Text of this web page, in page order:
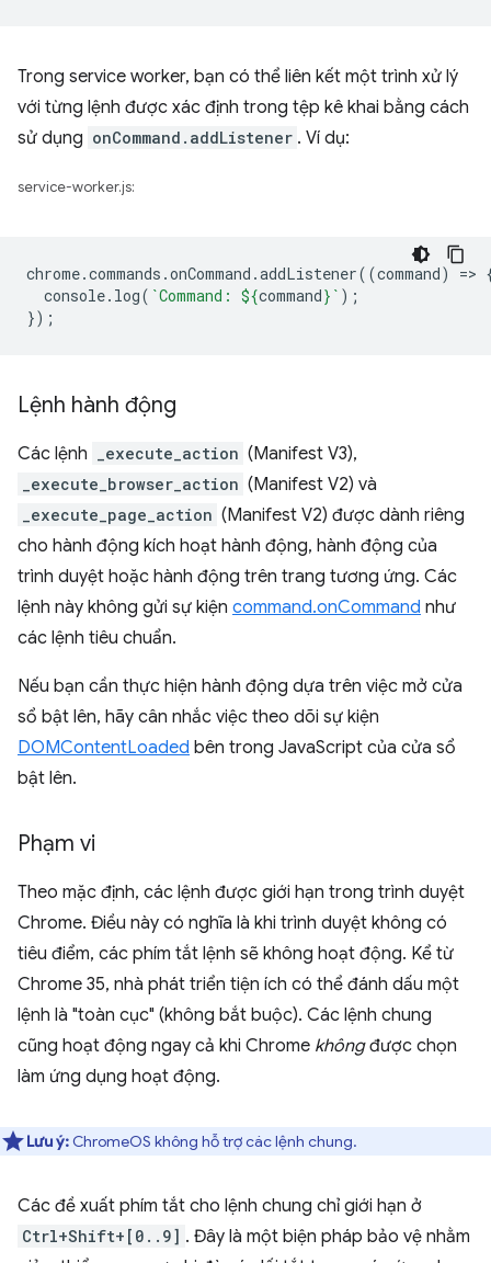
Trong service worker, bạn có thể liên kết một trình xử lý
với từng lệnh được xác định trong tệp kê khai bằng cách
sử dụng onCommand.addListener . Ví dụ:
service-worker.js:
chrome.commands .onCommand .addListener((command) =>
console. log( `Command: ${command} ` );
});
Lệnh hành động
Các lệnh _execute_action (Manifest V3),
_execute_browser_action (Manifest V2) và
_execute_page_action (Manifest V2) được dành riêng
cho hành động kích hoạt hành động, hành động của
trình duyệt hoặc hành động trên trang tương ứng. Các
lệnh này không gửi sự kiện command.onCommand như
các lệnh tiêu chuẩn.
Nếu bạn cần thực hiện hành động dựa trên việc mở cửa
sổ bật lên, hãy cân nhắc việc theo dõi sự kiện
DOMContentLoaded bên trong JavaScript của cửa sổ
bật lên.
Phạm vi
Theo mặc định, các lệnh được giới hạn trong trình duyệt
Chrome. Điều này có nghĩa là khi trình duyệt không có
tiêu điểm, các phím tắt lệnh sẽ không hoạt động. Kể từ
Chrome 35, nhà phát triển tiện ích có thể đánh dấu một
lệnh là "toàn cục" (không bắt buộc). Các lệnh chung
cũng hoạt động ngay cả khi Chrome khôngđược chọn
làm ứng dụng hoạt động.
Lưu ý: ChromeOS không hỗ trợ các lệnh chung.
Các đề xuất phím tắt cho lệnh chung chỉ giới hạn ở
Ctrl+Shift+[0..9] . Đây là một biện pháp bảo vệ nhằm